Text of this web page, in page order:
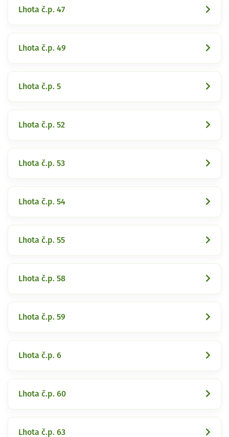
Lhota č.p. 47
Lhota č.p. 49
Lhota č.p. 5
Lhota č.p. 52
Lhota č.p. 53
Lhota č.p. 54
Lhota č.p. 55
Lhota č.p. 58
Lhota č.p. 59
Lhota č.p. 6
Lhota č.p. 60
Lhota č.p. 63